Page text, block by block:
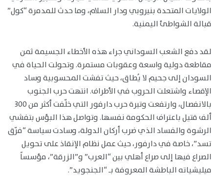
الولايات المتحدة بنيروبي ودار السلام، وما حدث للمدمرة “كول”
قبالة الشواطئ اليمنية.
لقد دفع الشعب السوداني جراء هذه الأخطاء الجسيمة ثمن
مقاطعة دولية واسعة وعقوبات مستمرة. وتحولت الحياة في
السودان إلى جحيم لا يُطاق، حيث تفشت المحسوبية وساد
الإقصاء واشتعلت الحروب في الأطراف. انتهت حرب الجنوب
بالانفصال، وارتفعت وتيرة حرب دارفور التي خلّفت أكثر من 300
ألف قتيل باعتراف الحكومة نفسها. وتواصل هذا البؤس بتفشي
الرشوة والفساد الذي ضرب أركان الدولة، وسادت سياسة “فرّق
تسد”، خاصة في دارفور، حيث عمل نظام الإنقاذ على تحويل
الصراع فيها إلى صراع أهلي بين “العرب” و”الزرقة”، مؤسساً
ميليشياته الباطشة المعروفة بـ “الجنجويد”.